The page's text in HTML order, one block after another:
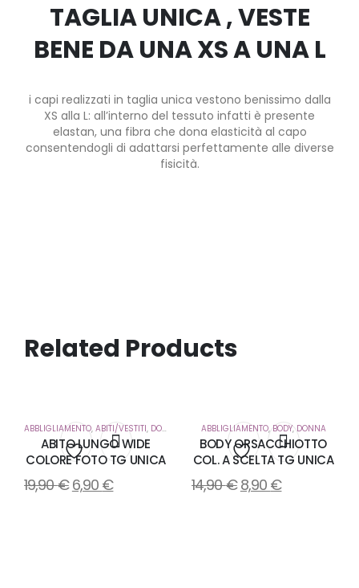
TAGLIA UNICA , VESTE
BENE DA UNA XS A UNA L
i capi realizzati in taglia unica vestono benissimo dalla
XS alla L: all’interno del tessuto infatti è presente
elastan, una fibra che dona elasticità al capo
consentendogli di adattarsi perfettamente alle diverse
fisicità.
Related Products
Aggiungi
ABBLIGLIAMENTO, ABITI/VESTITI, DONNA
ABITO LUNGO WIDE
COLORE FOTO TG UNICA
19,90€ 6,90 €
Aggiungi
ABBLIGLIAMENTO, BODY, DONNA
BODY ORSACCHIOTTO
COL. A SCELTA TG UNICA
14,90€ 8,90 €